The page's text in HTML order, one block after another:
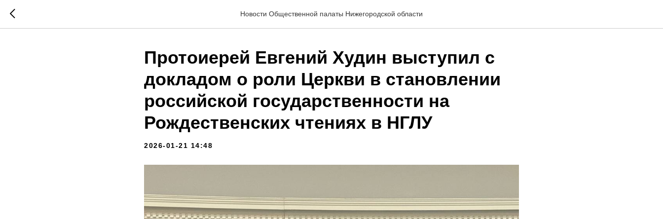
Новости Общественной палаты Нижегородской области
Протоиерей Евгений Худин выступил с
докладом о роли Церкви в становлении
российской государственности на
Рождественских чтениях в НГЛУ
2026-01-21 14:48